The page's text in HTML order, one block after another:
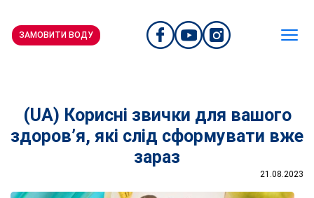
ЗАМОВИТИ ВОДУ
(UA) Корисні звички для вашого
здоров’я, які слід сформувати вже
зараз
21.08.2023